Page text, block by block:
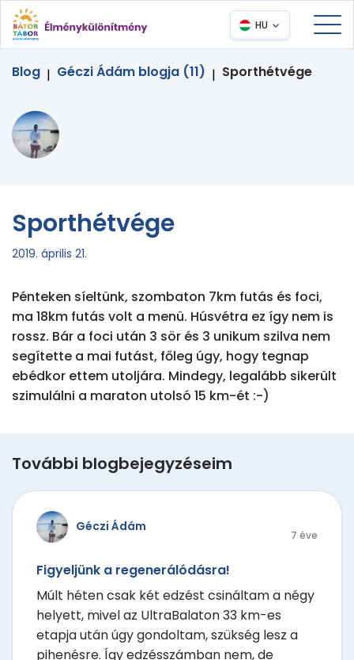
HU
Blog | Géczi Ádám blogja (11) | Sporthétvége
Sporthétvége
2019. április 21.
Pénteken síeltünk, szombaton 7km futás és foci,
ma 18km futás volt a menü. Húsvétra ez így nem is
rossz. Bár a foci után 3 sör és 3 unikum szilva nem
segítette a mai futást, főleg úgy, hogy tegnap
ebédkor ettem utoljára. Mindegy, legalább sikerült
szimulálni a maraton utolsó 15 km-ét :-)
További blogbejegyzéseim
Géczi Ádám
7 éve
Figyeljünk a regenerálódásra!
Múlt héten csak két edzést csináltam a négy
helyett, mivel az UltraBalaton 33 km-es
etapja után úgy gondoltam, szükség lesz a
pihenésre. Így edzésszámban nem, de